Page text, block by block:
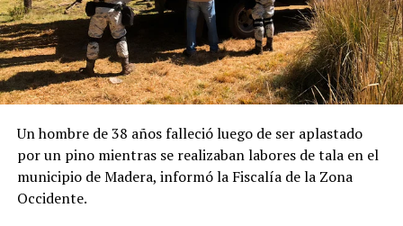
Un hombre de 38 años falleció luego de ser aplastado
por un pino mientras se realizaban labores de tala en el
municipio de Madera, informó la Fiscalía de la Zona
Occidente.